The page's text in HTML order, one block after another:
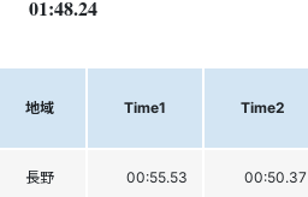
01:48.24
地域 Time1 Time2
長野 00:55.53 00:50.37